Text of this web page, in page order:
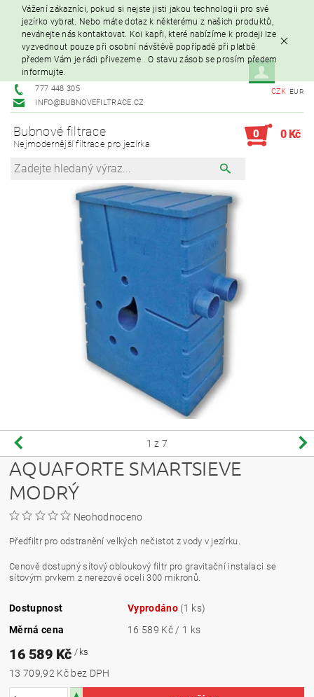
Vážení zákazníci, pokud si nejste jisti jakou technologii pro své
jezírko vybrat. Nebo máte dotaz k některému z našich produktů,
neváhejte nás kontaktovat. Koi kapři, které nabízíme k prodeji lze
vyzvednout pouze při osobní návštěvě popřípadě při platbě
předem Vám je rádi přivezeme . O stavu zásob se prosím předem
informujte.
777 448 305
INFO@BUBNOVEFILTRACE.CZ
CZK EUR
Bubnové filtrace
Nejmodernější filtrace pro jezírka
0 0 Kč
1 z 7
AQUAFORTE SMARTSIEVE
MODRÝ
Neohodnoceno
Předfiltr pro odstranění velkých nečistot z vody v jezírku.
Cenově dostupný sítový obloukový filtr pro gravitační instalaci se
sítovým prvkem z nerezové oceli 300 mikronů.
Dostupnost Vyprodáno (1 ks)
Měrná cena
16 589 Kč / 1 ks
16 589 Kč/ ks
13 709,92 Kč bez DPH